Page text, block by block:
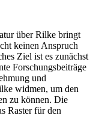
über Rilke bringt
keinen Anspruch
Ziel ist es zunächst
Forschungsbeiträge
und
widmen, um den
zu können. Die
Raster für den